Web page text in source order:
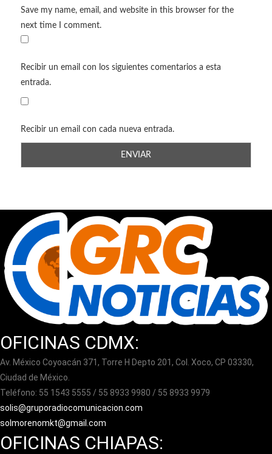
Save my name, email, and website in this browser for the
next time I comment.
Recibir un email con los siguientes comentarios a esta
entrada.
Recibir un email con cada nueva entrada.
OFICINAS CDMX:
Av. México Coyoacán 371, Torre H Depto 201, Col. Xoco, CP 03330,
Ciudad de México.
Teléfono: 55 1543 5555 / 55 8933 9980 / 55 8933 9979
solis@gruporadiocomunicacion.com
solmorenomkt@gmail.com
OFICINAS CHIAPAS: